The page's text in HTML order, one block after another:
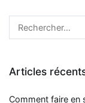
Rechercher :
Articles
Comment faire en